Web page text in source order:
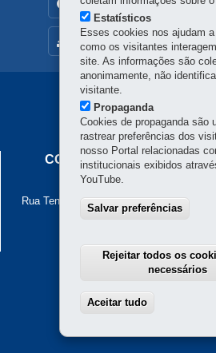
MAPA DO SITE
TRANSPARÊNCIA INSTITUCIONAL
Navegação
Principal
Cohapar
COMPANHIA DE
Rua Tenente Francisco Ferreira de Souza,
Curitiba-PR
Atendimento institucional:
Estatísticos
Esses cookies nos ajudam
como os visitantes
site. As informações são
anonimamente, não
visitante.
Propaganda
Cookies de propaganda são
rastrear preferências dos
nosso Portal relacionadas
institucionais exibidos
YouTube.
Salvar preferências
Rejeitar todos os
necessários
Aceitar tudo